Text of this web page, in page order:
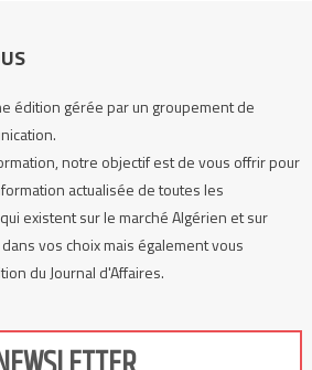
édition gérée par un groupement de
notre objectif est de vous offrir pour
actualisée de toutes les
existent sur le marché Algérien et sur
vos choix mais également vous
du Journal d'Affaires.